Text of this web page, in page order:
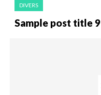
DIVERS
Sample post title 9